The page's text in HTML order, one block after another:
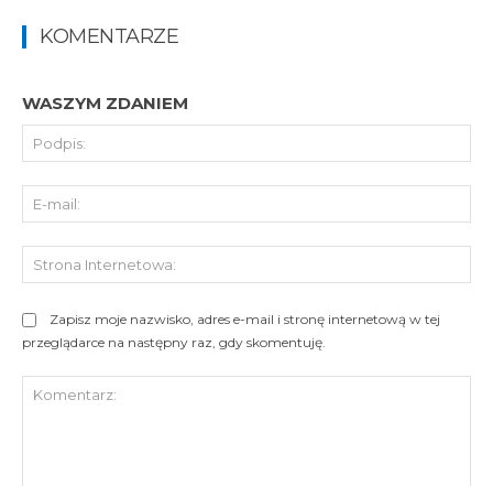
KOMENTARZE
WASZYM ZDANIEM
Zapisz moje nazwisko, adres e-mail i stronę internetową w tej
przeglądarce na następny raz, gdy skomentuję.